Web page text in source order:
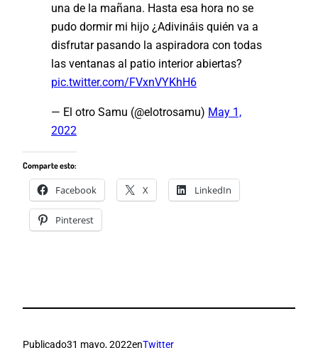
una de la mañana. Hasta esa hora no se
pudo dormir mi hijo ¿Adivináis quién va a
disfrutar pasando la aspiradora con todas
las ventanas al patio interior abiertas?
pic.twitter.com/FVxnVYKhH6
— El otro Samu (@elotrosamu) May 1,
2022
Comparte esto:
Facebook X LinkedIn
Pinterest
Publicado31 mayo, 2022enTwitter